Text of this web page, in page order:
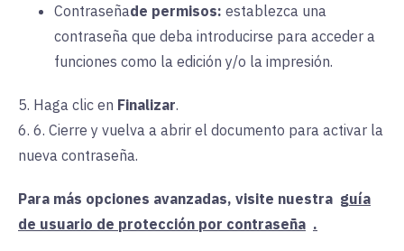
Contraseñade permisos: establezca una
contraseña que deba introducirse para acceder a
funciones como la edición y/o la impresión.
5. Haga clic en Finalizar.
6. 6. Cierre y vuelva a abrir el documento para activar la
nueva contraseña.
Para más opciones avanzadas, visite nuestra guía
de usuario de protección por contraseña .